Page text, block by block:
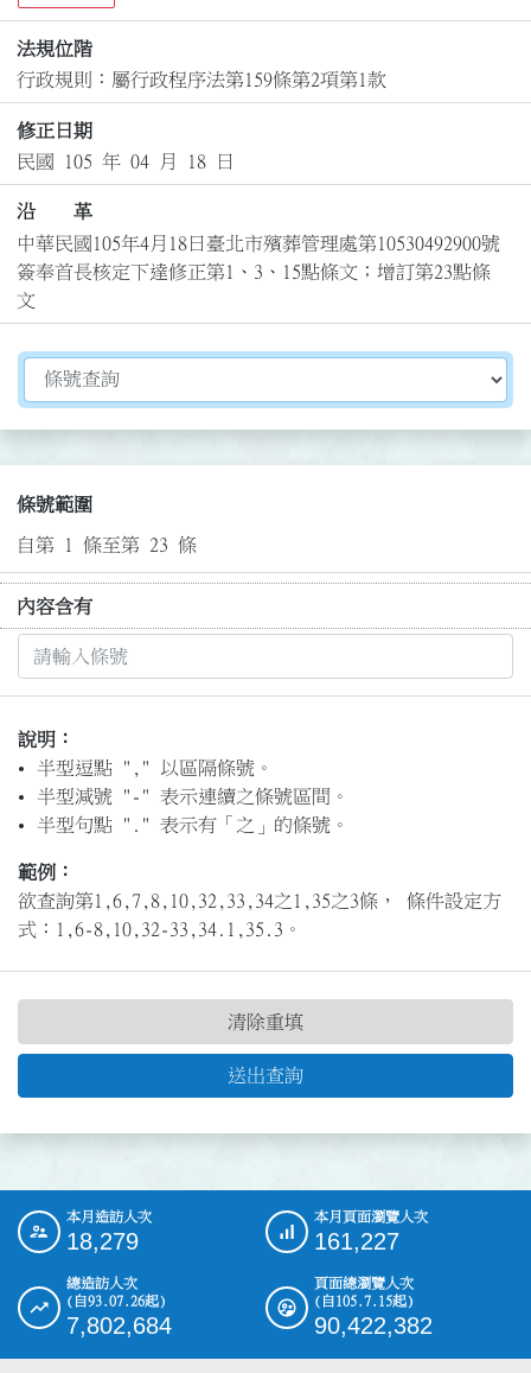
法規位階
行政規則：屬行政程序法第159條第2項第1款
修正日期
民國 105 年 04 月 18 日
沿 革
中華民國105年4月18日臺北市殯葬管理處第10530492900號
簽奉首長核定下達修正第1、3、15點條文；增訂第23點條
文
切換選擇法規資訊內容
條號範圍
自第 1 條至第 23 條
內容含有
說明：
半型逗點 "," 以區隔條號。
半型減號 "-" 表示連續之條號區間。
半型句點 "." 表示有「之」的條號。
範例：
欲查詢第1,6,7,8,10,32,33,34之1,35之3條， 條件設定方
式：1,6-8,10,32-33,34.1,35.3。
送出查詢
清除重填
::: 本月造訪人次
18,279
本月頁面瀏覽人次
161,227
總造訪人次
(自93.07.26起)
7,802,684
頁面總瀏覽人次
(自105.7.15起)
90,422,382